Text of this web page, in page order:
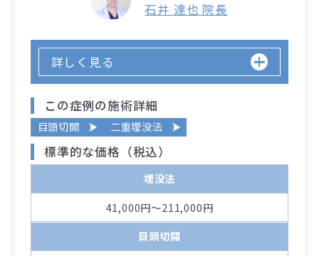
石井 達也 院長
詳しく見る
この症例の施術詳細
目頭切開 二重埋没法
標準的な価格（税込）
埋没法
41,000円～211,000円
目頭切開